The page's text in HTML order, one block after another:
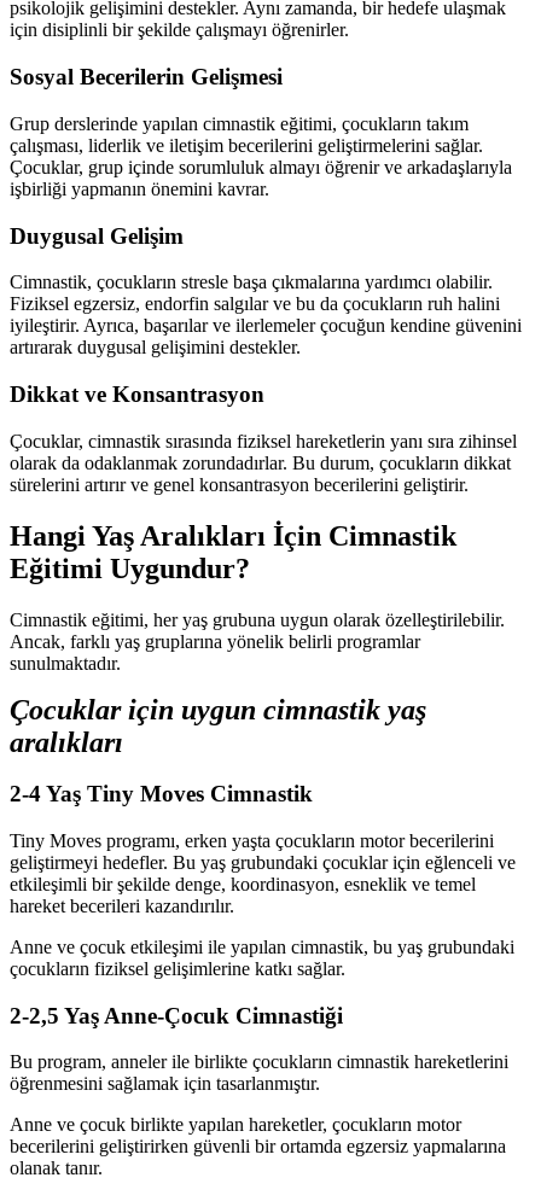
psikolojik gelişimini destekler. Aynı zamanda, bir hedefe ulaşmak
için disiplinli bir şekilde çalışmayı öğrenirler.
Sosyal Becerilerin Gelişmesi
Grup derslerinde yapılan cimnastik eğitimi, çocukların takım
çalışması, liderlik ve iletişim becerilerini geliştirmelerini sağlar.
Çocuklar, grup içinde sorumluluk almayı öğrenir ve arkadaşlarıyla
işbirliği yapmanın önemini kavrar.
Duygusal Gelişim
Cimnastik, çocukların stresle başa çıkmalarına yardımcı olabilir.
Fiziksel egzersiz, endorfin salgılar ve bu da çocukların ruh halini
iyileştirir. Ayrıca, başarılar ve ilerlemeler çocuğun kendine güvenini
artırarak duygusal gelişimini destekler.
Dikkat ve Konsantrasyon
Çocuklar, cimnastik sırasında fiziksel hareketlerin yanı sıra zihinsel
olarak da odaklanmak zorundadırlar. Bu durum, çocukların dikkat
sürelerini artırır ve genel konsantrasyon becerilerini geliştirir.
Hangi Yaş Aralıkları İçin Cimnastik
Eğitimi Uygundur?
Cimnastik eğitimi, her yaş grubuna uygun olarak özelleştirilebilir.
Ancak, farklı yaş gruplarına yönelik belirli programlar
sunulmaktadır.
Çocuklar için uygun cimnastik yaş
aralıkları
2-4 Yaş Tiny Moves Cimnastik
Tiny Moves programı, erken yaşta çocukların motor becerilerini
geliştirmeyi hedefler. Bu yaş grubundaki çocuklar için eğlenceli ve
etkileşimli bir şekilde denge, koordinasyon, esneklik ve temel
hareket becerileri kazandırılır.
Anne ve çocuk etkileşimi ile yapılan cimnastik, bu yaş grubundaki
çocukların fiziksel gelişimlerine katkı sağlar.
2-2,5 Yaş Anne-Çocuk Cimnastiği
Bu program, anneler ile birlikte çocukların cimnastik hareketlerini
öğrenmesini sağlamak için tasarlanmıştır.
Anne ve çocuk birlikte yapılan hareketler, çocukların motor
becerilerini geliştirirken güvenli bir ortamda egzersiz yapmalarına
olanak tanır.